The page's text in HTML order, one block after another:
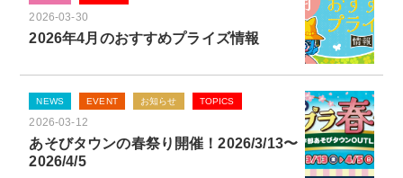
2026-03-30
2026年4月のおすすめプライズ情報
NEWS EVENT お知らせ TOPICS
2026-03-12
あそびタウンの春祭り開催！2026/3/13〜
2026/4/5